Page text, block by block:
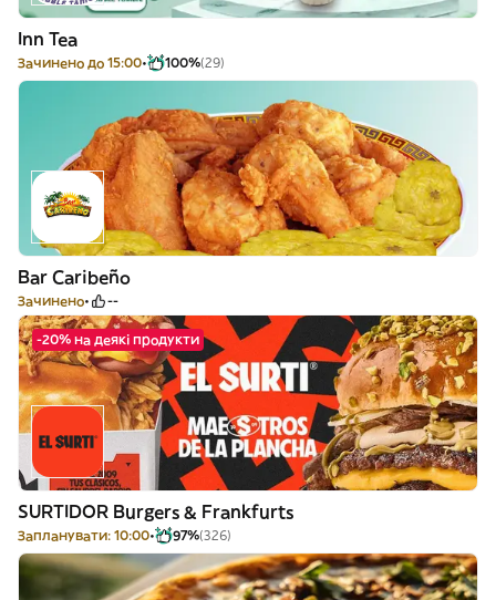
Inn Tea
Зачинено до 15:00 100%(29)
Bar Caribeño
Зачинено --
-20% на деякі продукти
SURTIDOR Burgers & Frankfurts
Запланувати: 10:00 97%(326)